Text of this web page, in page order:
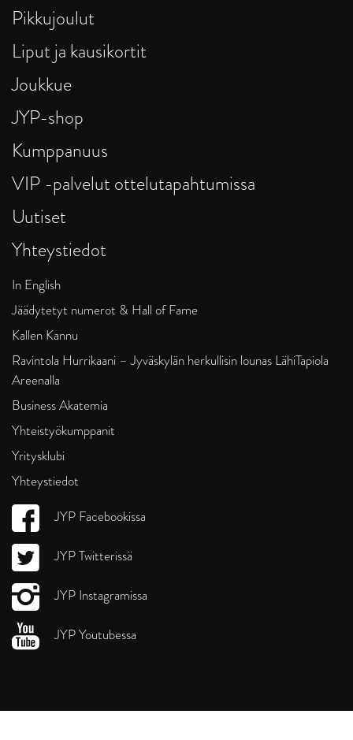
Pikkujoulut
Liput ja kausikortit
Joukkue
JYP-shop
Kumppanuus
VIP -palvelut ottelutapahtumissa
Uutiset
Yhteystiedot
In English
Jäädytetyt numerot & Hall of Fame
Kallen Kannu
Ravintola Hurrikaani – Jyväskylän herkullisin lounas LähiTapiola
Areenalla
Business Akatemia
Yhteistyökumppanit
Yritysklubi
Yhteystiedot
JYP Facebookissa
JYP Twitterissä
JYP Instagramissa
JYP Youtubessa